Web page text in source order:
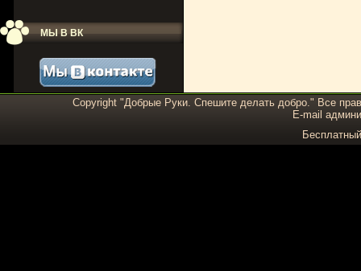
МЫ В ВК
Copyright "Добрые Руки. Спешите делать добро." Все
E-mail